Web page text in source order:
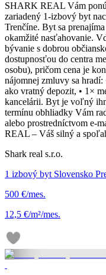
SHARK REAL Vám
zariadený 1-izbový byt
Trenčíne. Byt sa
okamžité nasťahovanie.
bývanie s dobrou
dostupnosťou do centra
osobu), pričom cena je
nájomnej zmluvy sa hradí:
ako vratný depozit, • 1×
kancelárii. Byt je voľný
termínu obhliadky Vám
alebo prostredníctvom e-
REAL – Váš silný a
Shark real s.r.o.
1 izbový byt Slovensko
500 €/mes.
12,5 €/m²/mes.